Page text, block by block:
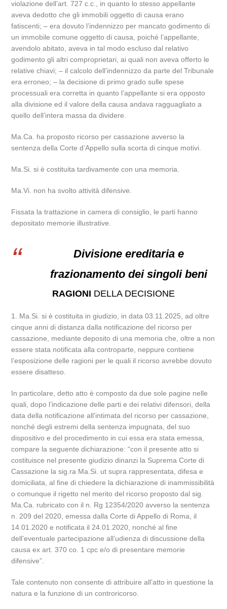
violazione dell’art. 727 c.c., in quanto lo stesso appellante
aveva dedotto che gli immobili oggetto di causa erano
fatiscenti; – era dovuto l’indennizzo per mancato godimento di
un immobile comune oggetto di causa, poiché l’appellante,
avendolo abitato, aveva in tal modo escluso dal relativo
godimento gli altri comproprietari, ai quali non aveva offerto le
relative chiavi; – il calcolo dell’indennizzo da parte del Tribunale
era erroneo; – la decisione di primo grado sulle spese
processuali era corretta in quanto l’appellante si era opposto
alla divisione ed il valore della causa andava ragguagliato a
quello dell’intera massa da dividere.
Ma.Ca. ha proposto ricorso per cassazione avverso la
sentenza della Corte d’Appello sulla scorta di cinque motivi.
Ma.Si. si è costituita tardivamente con una memoria.
Ma.Vi. non ha svolto attività difensive.
Fissata la trattazione in camera di consiglio, le parti hanno
depositato memorie illustrative.
Divisione ereditaria e
frazionamento dei singoli beni
RAGIONI DELLA DECISIONE
1. Ma.Si. si è costituita in giudizio, in data 03.11.2025, ad oltre
cinque anni di distanza dalla notificazione del ricorso per
cassazione, mediante deposito di una memoria che, oltre a non
essere stata notificata alla controparte, neppure contiene
l’esposizione delle ragioni per le quali il ricorso avrebbe dovuto
essere disatteso.
In particolare, detto atto è composto da due sole pagine nelle
quali, dopo l’indicazione delle parti e dei relativi difensori, della
data della notificazione all’intimata del ricorso per cassazione,
nonché degli estremi della sentenza impugnata, del suo
dispositivo e del procedimento in cui essa era stata emessa,
compare la seguente dichiarazione: “con il presente atto si
costituisce nel presente giudizio dinanzi la Suprema Corte di
Cassazione la sig.ra Ma.Si. ut supra rappresentata, difesa e
domiciliata, al fine di chiedere la dichiarazione di inammissibilità
o comunque il rigetto nel merito del ricorso proposto dal sig.
Ma.Ca. rubricato con il n. Rg 12354/2020 avverso la sentenza
n. 209 del 2020, emessa dalla Corte di Appello di Roma, il
14.01.2020 e notificata il 24.01.2020, nonché al fine
dell’eventuale partecipazione all’udienza di discussione della
causa ex art. 370 co. 1 cpc e/o di presentare memorie
difensive”.
Tale contenuto non consente di attribuire all’atto in questione la
natura e la funzione di un controricorso.